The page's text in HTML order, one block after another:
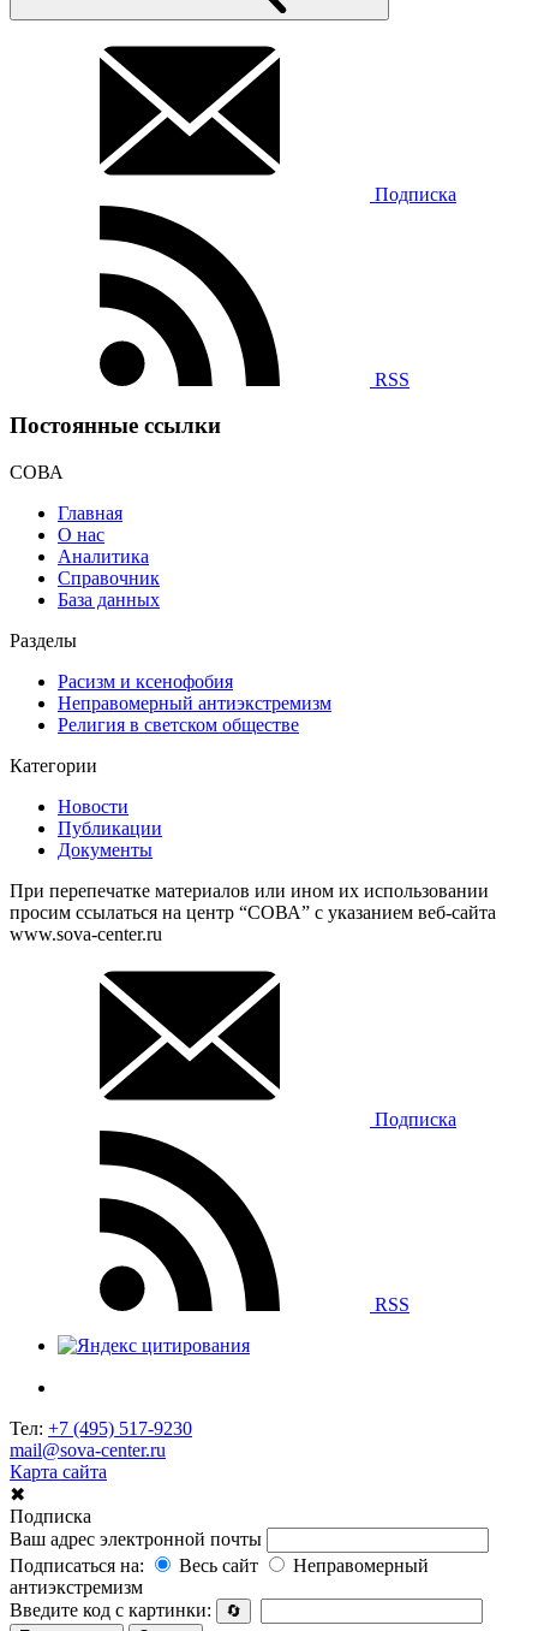
Подписка
RSS
Постоянные ссылки
СОВА
Главная
О нас
Аналитика
Справочник
База данных
Разделы
Расизм и ксенофобия
Неправомерный антиэкстремизм
Религия в светском обществе
Категории
Новости
Публикации
Документы
При перепечатке материалов или ином их использовании
просим ссылаться на центр “СОВА” с указанием веб-сайта
www.sova-center.ru
Подписка
RSS
Тел: +7 (495) 517-9230
mail@sova-center.ru
Карта сайта
✖
Подписка
Ваш адрес электронной почты
Подписаться на:
Весь сайт
Неправомерный
антиэкстремизм
Введите код с картинки:
🔄